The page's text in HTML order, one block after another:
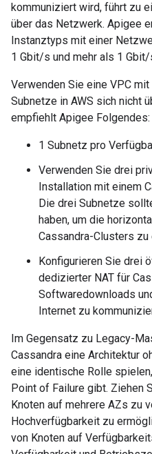
kommuniziert wird, führt zu
über das Netzwerk. Apigee
Instanztyps mit einer
1 Gbit/s und mehr als 1
Verwenden Sie eine VPC
Subnetze in AWS sich nicht
empfiehlt Apigee Folgendes:
1 Subnetz pro
Verwenden Sie drei
Installation mit einem
Die drei Subnetze
haben, um die
Cassandra-Clusters zu
Konfigurieren Sie drei
dedizierter NAT für
Softwaredownloads
Internet zu
Im Gegensatz zu Legacy-
Cassandra eine Architektur
eine identische Rolle
Point of Failure gibt. Ziehen
Knoten auf mehrere AZs zu
Hochverfügbarkeit zu
von Knoten auf